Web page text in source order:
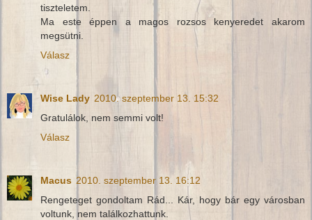
tiszteletem.
Ma este éppen a magos rozsos kenyeredet akarom
megsütni.
Válasz
Wise Lady 2010. szeptember 13. 15:32
Gratulálok, nem semmi volt!
Válasz
Macus 2010. szeptember 13. 16:12
Rengeteget gondoltam Rád... Kár, hogy bár egy városban
voltunk, nem találkozhattunk.